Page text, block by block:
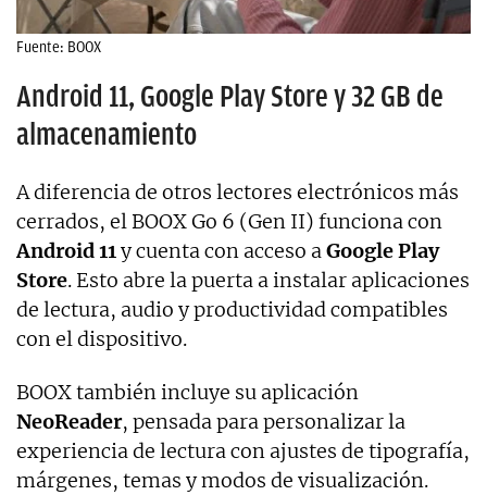
Fuente: BOOX
Android 11, Google Play Store y 32 GB de
almacenamiento
A diferencia de otros lectores electrónicos más
cerrados, el BOOX Go 6 (Gen II) funciona con
Android 11y cuenta con acceso aGoogle Play
Store. Esto abre la puerta a instalar aplicaciones
de lectura, audio y productividad compatibles
con el dispositivo.
BOOX también incluye su aplicación
NeoReader, pensada para personalizar la
experiencia de lectura con ajustes de tipografía,
márgenes, temas y modos de visualización.